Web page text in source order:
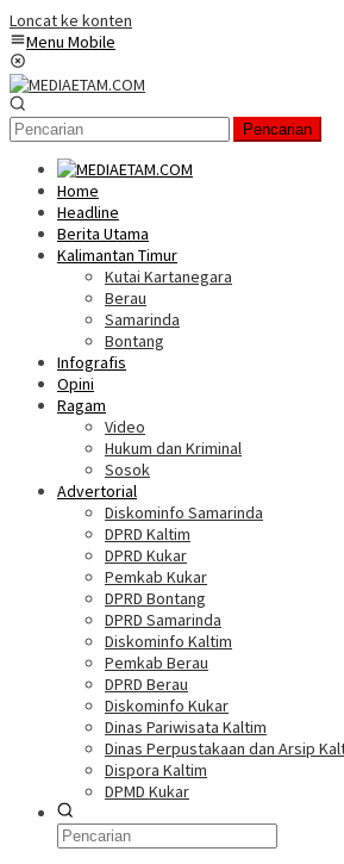
Loncat ke konten
Menu Mobile
Pencarian
Home
Headline
Berita Utama
Kalimantan Timur
Kutai Kartanegara
Berau
Samarinda
Bontang
Infografis
Opini
Ragam
Video
Hukum dan Kriminal
Sosok
Advertorial
Diskominfo Samarinda
DPRD Kaltim
DPRD Kukar
Pemkab Kukar
DPRD Bontang
DPRD Samarinda
Diskominfo Kaltim
Pemkab Berau
DPRD Berau
Diskominfo Kukar
Dinas Pariwisata Kaltim
Dinas Perpustakaan dan Arsip
Dispora Kaltim
DPMD Kukar